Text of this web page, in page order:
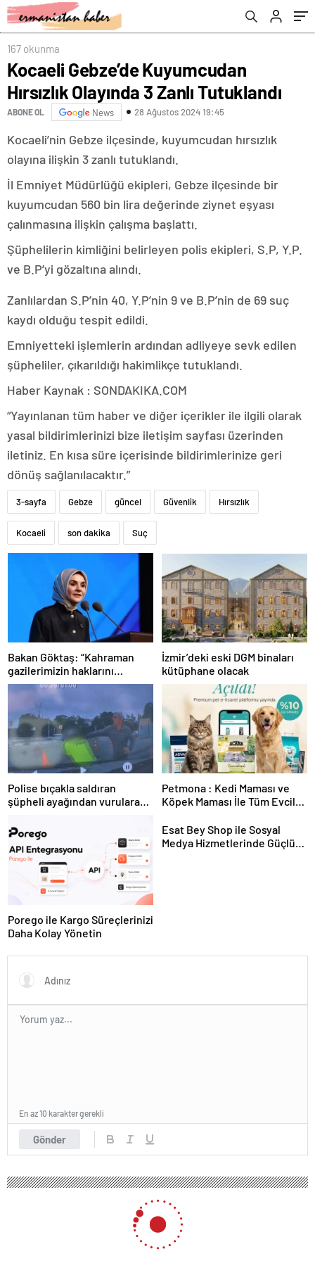
167 okunma
Kocaeli Gebze’de Kuyumcudan
Hırsızlık Olayında 3 Zanlı Tutuklandı
ABONE OL News 28 Ağustos 2024 19:45
Kocaeli’nin Gebze ilçesinde, kuyumcudan hırsızlık
olayına ilişkin 3 zanlı tutuklandı.
İl Emniyet Müdürlüğü ekipleri, Gebze ilçesinde bir
kuyumcudan 560 bin lira değerinde ziynet eşyası
çalınmasına ilişkin çalışma başlattı.
Şüphelilerin kimliğini belirleyen polis ekipleri, S.P, Y.P.
ve B.P’yi gözaltına alındı.
Zanlılardan S.P’nin 40, Y.P’nin 9 ve B.P’nin de 69 suç
kaydı olduğu tespit edildi.
Emniyetteki işlemlerin ardından adliyeye sevk edilen
şüpheliler, çıkarıldığı hakimlikçe tutuklandı.
Haber Kaynak : SONDAKIKA.COM
“Yayınlanan tüm haber ve diğer içerikler ile ilgili olarak
yasal bildirimlerinizi bize iletişim sayfası üzerinden
iletiniz. En kısa süre içerisinde bildirimlerinize geri
dönüş sağlanılacaktır.”
3-sayfa Gebze güncel Güvenlik Hırsızlık
Kocaeli son dakika Suç
Bakan Göktaş: “Kahraman
gazilerimizin haklarını
güçlendiren yeni bir dönemin
kapılarını aralıyoruz”
İzmir’deki eski DGM binaları
kütüphane olacak
Polise bıçakla saldıran
şüpheli ayağından vurularak
Petmona : Kedi Maması ve
Köpek Maması İle Tüm Evcil
Porego ile Kargo Süreçlerinizi
Daha Kolay Yönetin
Esat Bey Shop ile Sosyal
Medya Hizmetlerinde Güçlü
Gönder
En az 10 karakter gerekli